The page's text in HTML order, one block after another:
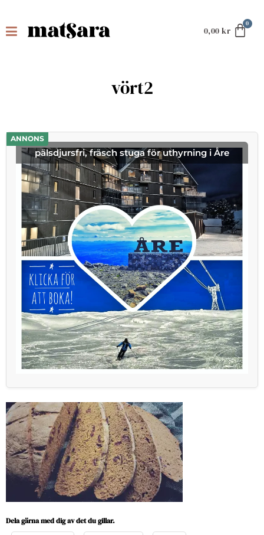
0,00 kr
vört2
ANNONS
pälsdjursfri, fräsch stuga för uthyrning i Åre
Dela gärna med dig av det du gillar.